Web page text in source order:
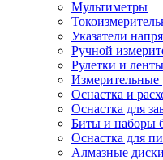
Мультиметры
Указатели
Ручной
Рулетки и ленты
Измерительные
Оснастка и
Оснастка для
Биты и наборы
Оснастка для
Алмазные диски